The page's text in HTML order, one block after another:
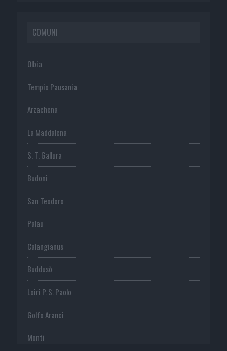
COMUNI
Olbia
Tempio Pausania
Arzachena
La Maddalena
S. T. Gallura
Budoni
San Teodoro
Palau
Calangianus
Buddusò
Loiri P. S. Paolo
Golfo Aranci
Monti